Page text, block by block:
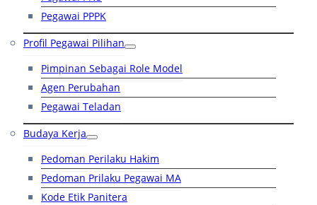
Pegawai PPPK
Profil Pegawai Pilihan
Pimpinan Sebagai Role Model
Agen Perubahan
Pegawai Teladan
Budaya Kerja
Pedoman Perilaku Hakim
Pedoman Prilaku Pegawai MA
Kode Etik Panitera